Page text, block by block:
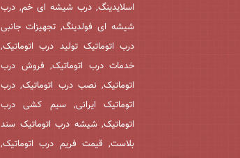
اسلایدینگ, درب شیشه ای خم, درب
شیشه ای فولدینگ, تجهیزات جانبی
درب اتوماتیک تولید درب اتوماتیک,
خدمات درب اتوماتیک, فروش درب
اتوماتیک, نصب درب اتوماتیک, درب
اتوماتیک ایرانی, سیم کشی درب
اتوماتیک, شیشه درب اتوماتیک سند
بلاست, قیمت فریم درب اتوماتیک,